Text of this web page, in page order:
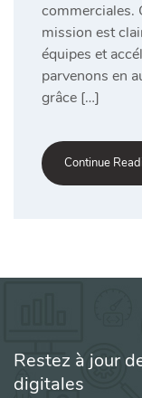
commerciales.
mission est
équipes et
parvenons en
grâce […]
Continue
Restez à jour
digitales